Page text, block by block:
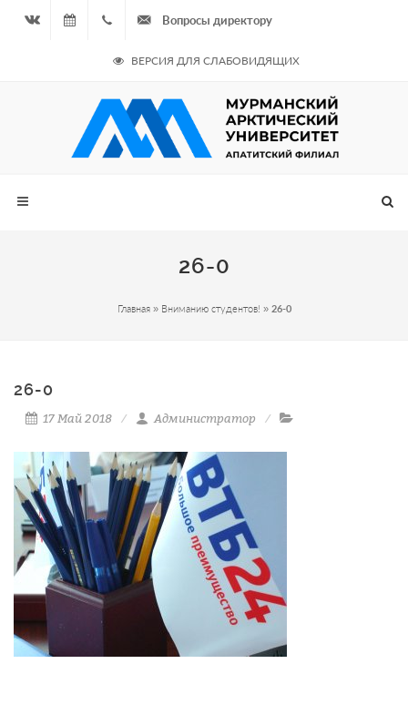
08.08.2026
- Чётная
неделя
964
687
Вопросы директору
ВЕРСИЯ ДЛЯ СЛАБОВИДЯЩИХ
26-0
Главная» Вниманию студентов! » 26-0
26-0
17 Май 2018 Администратор